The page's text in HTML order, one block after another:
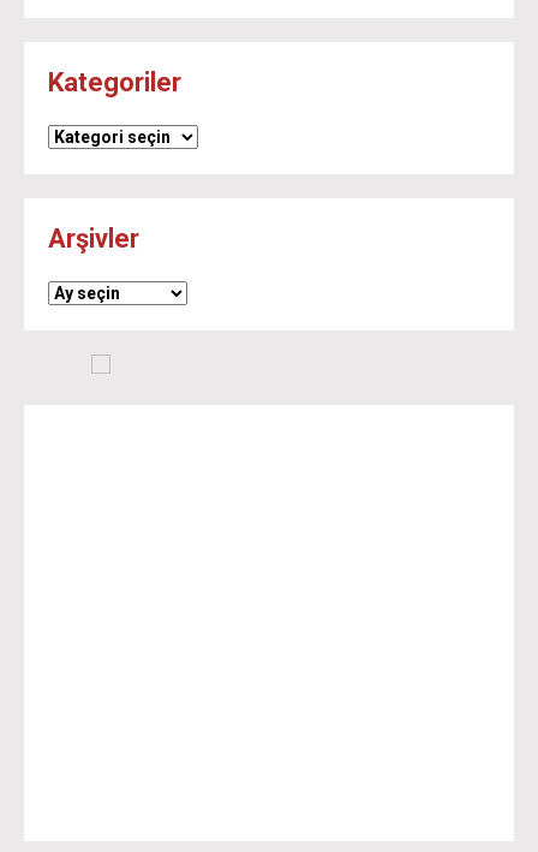
Kategoriler
Kategoriler
Arşivler
Arşivler